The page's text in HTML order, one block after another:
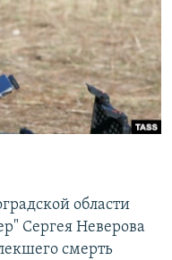
области
Сергея Неверова
смерть